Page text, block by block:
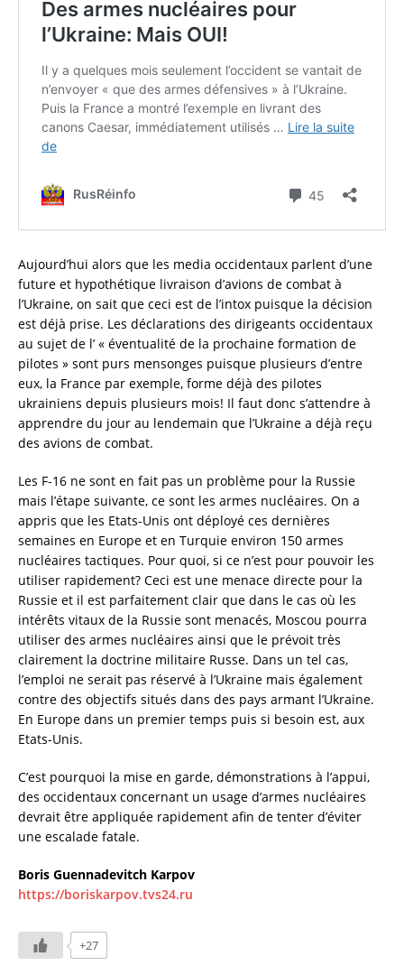
Aujourd’hui alors que les media occidentaux parlent d’une
future et hypothétique livraison d’avions de combat à
l’Ukraine, on sait que ceci est de l’intox puisque la décision
est déjà prise. Les déclarations des dirigeants occidentaux
au sujet de l’ « éventualité de la prochaine formation de
pilotes » sont purs mensonges puisque plusieurs d’entre
eux, la France par exemple, forme déjà des pilotes
ukrainiens depuis plusieurs mois! Il faut donc s’attendre à
apprendre du jour au lendemain que l’Ukraine a déjà reçu
des avions de combat.
Les F-16 ne sont en fait pas un problème pour la Russie
mais l’étape suivante, ce sont les armes nucléaires. On a
appris que les Etats-Unis ont déployé ces dernières
semaines en Europe et en Turquie environ 150 armes
nucléaires tactiques. Pour quoi, si ce n’est pour pouvoir les
utiliser rapidement? Ceci est une menace directe pour la
Russie et il est parfaitement clair que dans le cas où les
intérêts vitaux de la Russie sont menacés, Moscou pourra
utiliser des armes nucléaires ainsi que le prévoit très
clairement la doctrine militaire Russe. Dans un tel cas,
l’emploi ne serait pas réservé à l’Ukraine mais également
contre des objectifs situés dans des pays armant l’Ukraine.
En Europe dans un premier temps puis si besoin est, aux
Etats-Unis.
C’est pourquoi la mise en garde, démonstrations à l’appui,
des occidentaux concernant un usage d’armes nucléaires
devrait être appliquée rapidement afin de tenter d’éviter
une escalade fatale.
Boris Guennadevitch Karpov
https://boriskarpov.tvs24.ru
+27